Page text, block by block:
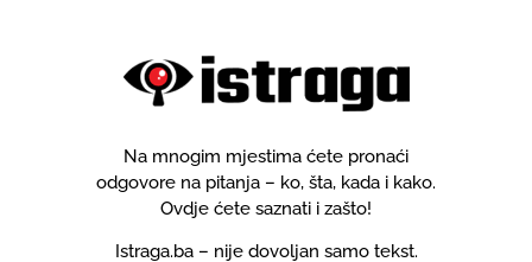
Na mnogim mjestima ćete pronaći
odgovore na pitanja – ko, šta, kada i kako.
Ovdje ćete saznati i zašto!
Istraga.ba – nije dovoljan samo tekst.